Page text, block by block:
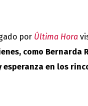
por Última Hora
como Bernarda
esperanza en los